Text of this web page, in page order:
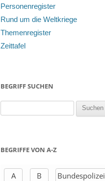
Personenregister
Rund um die Weltkriege
Themenregister
Zeittafel
BEGRIFF SUCHEN
h
BEGRIFFE VON A-Z
A B Bundespolizei